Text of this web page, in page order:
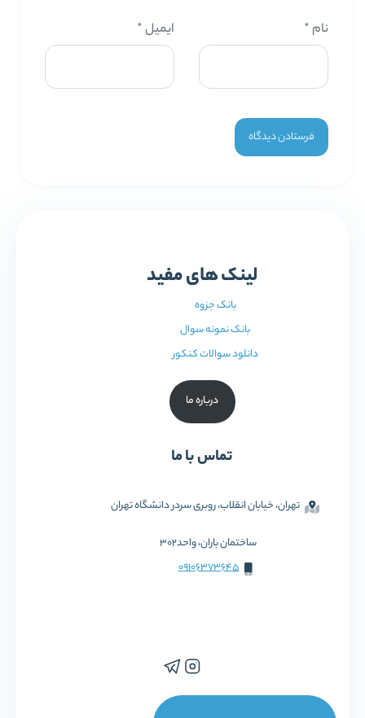
نام * ایمیل*
لینک های مفید
بانک جزوه
بانک نمونه سوال
دانلود سوالات کنکور
درباره ما
تماس با ما
تهران، خیابان انقلاب، روبری سردر دانشگاه تهران
ساختمان باران، واحد302
09106373645